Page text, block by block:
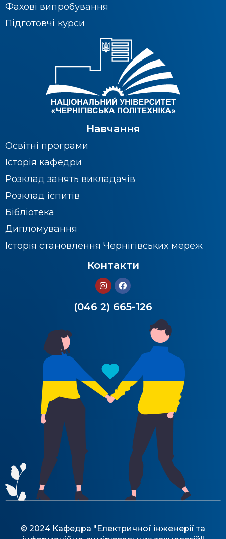
Фахові випробування
Підготовчі курси
Навчання
Освітні програми
Історія кафедри
Розклад занять викладачів
Розклад іспитів
Бібліотека
Дипломування
Історія становлення Чернігівських мереж
Контакти
(046 2) 665-126
© 2024 Кафедра "Електричної інженерії та